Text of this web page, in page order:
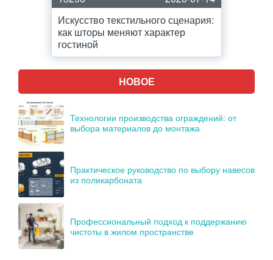
Искусство текстильного сценария:
как шторы меняют характер
гостиной
НОВОЕ
Технологии производства ограждений: от
выбора материалов до монтажа
Практическое руководство по выбору навесов
из поликарбоната
Профессиональный подход к поддержанию
чистоты в жилом пространстве